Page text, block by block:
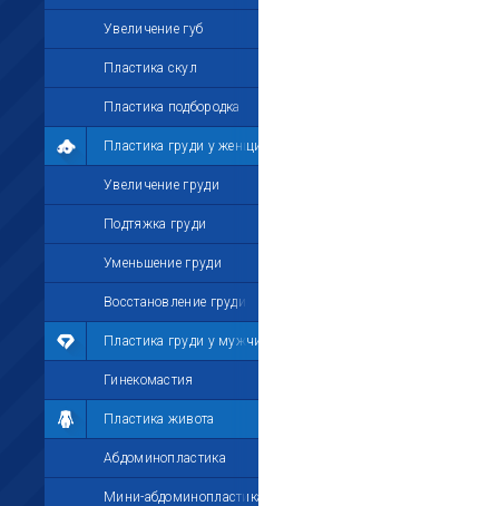
Увеличение губ
Пластика скул
Пластика подбородка
Пластика груди у женщин
Увеличение груди
Подтяжка груди
Уменьшение груди
Восстановление груди
Пластика груди у мужчин
Гинекомастия
Пластика живота
Абдоминопластика
Мини-абдоминопластика